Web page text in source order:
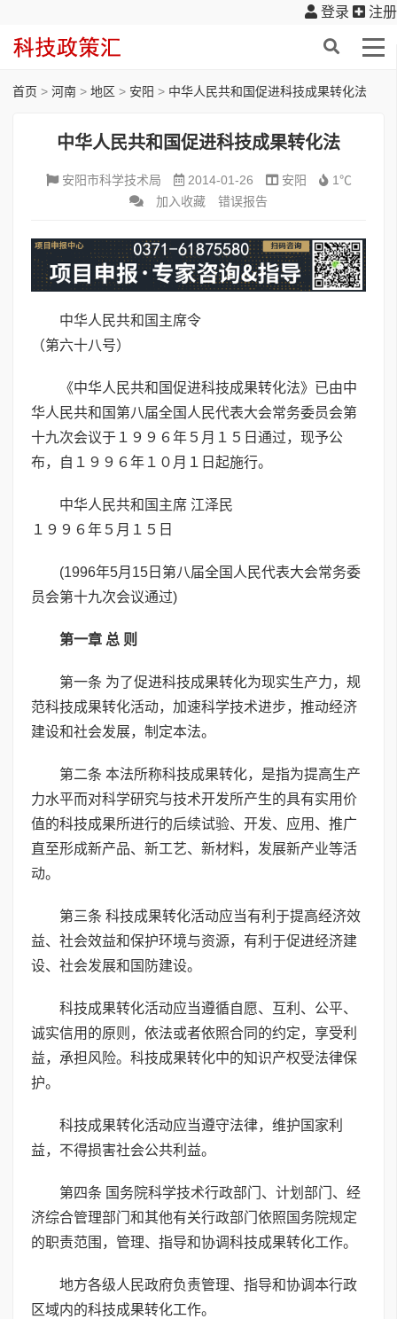
登录 注册
首页 > 河南 > 地区 > 安阳 > 中华人民共和国促进科技成果转化法
中华人民共和国促进科技成果转化法
安阳市科学技术局 2014-01-26 安阳
1℃
加入收藏
错误报告
中华人民共和国主席令
（第六十八号）
《中华人民共和国促进科技成果转化法》已由中
华人民共和国第八届全国人民代表大会常务委员会第
十九次会议于１９９６年５月１５日通过，现予公
布，自１９９６年１０月１日起施行。
中华人民共和国主席 江泽民
１９９６年５月１５日
(1996年5月15日第八届全国人民代表大会常务委
员会第十九次会议通过)
第一章 总 则
第一条 为了促进科技成果转化为现实生产力，规
范科技成果转化活动，加速科学技术进步，推动经济
建设和社会发展，制定本法。
第二条 本法所称科技成果转化，是指为提高生产
力水平而对科学研究与技术开发所产生的具有实用价
值的科技成果所进行的后续试验、开发、应用、推广
直至形成新产品、新工艺、新材料，发展新产业等活
动。
第三条 科技成果转化活动应当有利于提高经济效
益、社会效益和保护环境与资源，有利于促进经济建
设、社会发展和国防建设。
科技成果转化活动应当遵循自愿、互利、公平、
诚实信用的原则，依法或者依照合同的约定，享受利
益，承担风险。科技成果转化中的知识产权受法律保
护。
科技成果转化活动应当遵守法律，维护国家利
益，不得损害社会公共利益。
第四条 国务院科学技术行政部门、计划部门、经
济综合管理部门和其他有关行政部门依照国务院规定
的职责范围，管理、指导和协调科技成果转化工作。
地方各级人民政府负责管理、指导和协调本行政
区域内的科技成果转化工作。